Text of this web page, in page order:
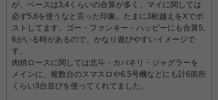
が、ベースは3,4くらいの合算が多く、マイに関しては
必ず5,6を使うなと言った印象。たまに3桁越えをXでポ
ストしてます。ゴー・ファンキー・ハッピーにも合算5,
6がいる時があるので、かなり遊びやすいイメージで
す。
肉焼ロースに関しては北斗・カバネリ・ジャグラーを
メインに、複数台のスマスロや6.5号機などにも計6箇所
くらい3台並びを使ってくれてました。